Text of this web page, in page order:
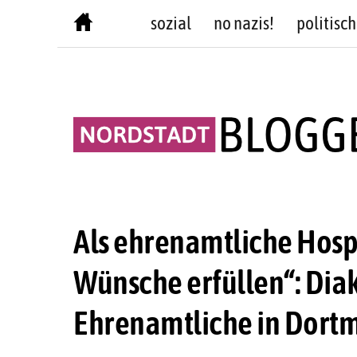
sozial no nazis! politisch
Als ehrenamtliche
Wünsche erfüllen“:
Ehrenamtliche in